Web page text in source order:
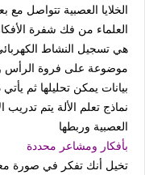
الخلايا العصبية تتواصل
العلماء من فك شفرة
هي تسجيل النشاط
موضوعة على فروة الرأس
بيانات يمكن تحليلها ثم
نماذج تعلم الألة يتم
العصبية وربطها
بأفكار ومشاعر محددة
تخيل أنك تفكر في صورة